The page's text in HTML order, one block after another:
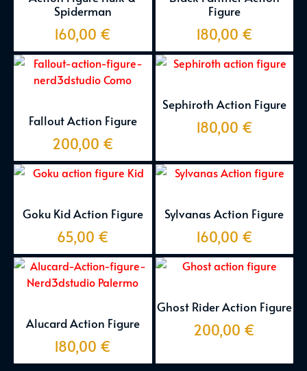
Spiderman
160,00 €
Figure
180,00 €
Fallout Action Figure
200,00 €
Sephiroth Action Figure
180,00 €
Goku Kid Action Figure
65,00 €
Sylvanas Action Figure
160,00 €
Alucard Action Figure
180,00 €
Ghost Rider Action Figure
200,00 €